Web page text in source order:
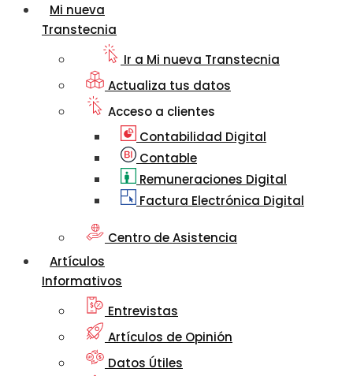
Mi nueva
Transtecnia
Ir a Mi nueva Transtecnia
Actualiza tus datos
Acceso a clientes
Contabilidad Digital
Contable
Remuneraciones Digital
Factura Electrónica Digital
Centro de Asistencia
Artículos
Informativos
Entrevistas
Artículos de Opinión
Datos Útiles